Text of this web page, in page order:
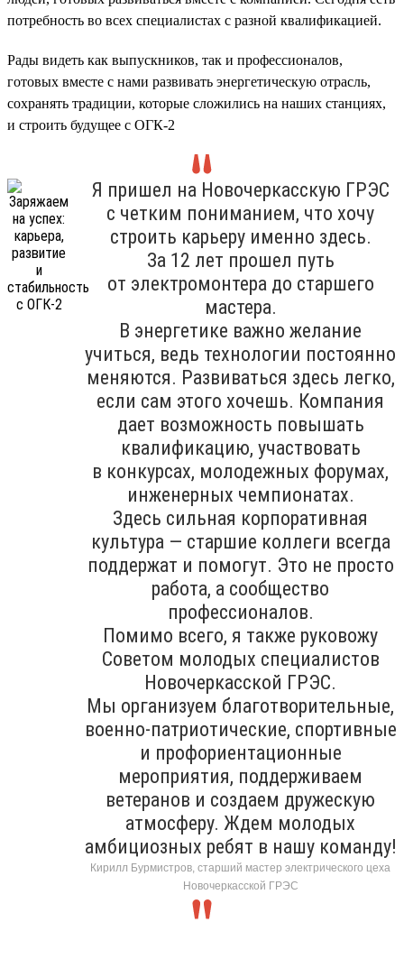
потребность во всех специалистах с разной квалификацией.
Рады видеть как выпускников, так и профессионалов,
готовых вместе с нами развивать энергетическую отрасль,
сохранять традиции, которые сложились на наших станциях,
и строить будущее с ОГК-2
Я пришел на Новочеркасскую ГРЭС
с четким пониманием, что хочу
строить карьеру именно здесь.
За 12 лет прошел путь
от электромонтера до старшего
мастера.
В энергетике важно желание
учиться, ведь технологии постоянно
меняются. Развиваться здесь легко,
если сам этого хочешь. Компания
дает возможность повышать
квалификацию, участвовать
в конкурсах, молодежных форумах,
инженерных чемпионатах.
Здесь сильная корпоративная
культура — старшие коллеги всегда
поддержат и помогут. Это не просто
работа, а сообщество
профессионалов.
Помимо всего, я также руковожу
Советом молодых специалистов
Новочеркасской ГРЭС.
Мы организуем благотворительные,
военно-патриотические, спортивные
и профориентационные
мероприятия, поддерживаем
ветеранов и создаем дружескую
атмосферу. Ждем молодых
амбициозных ребят в нашу команду!
Кирилл Бурмистров, старший мастер электрического цеха
Новочеркасской ГРЭС